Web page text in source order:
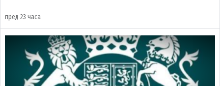
пред 23 часа